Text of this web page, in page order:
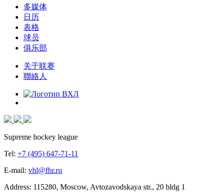
多媒体
日历
表格
球员
俱乐部
关于联赛
聯絡人
Supreme hockey league
Tel: +7 (495) 647-71-11
E-mail: vhl@fhr.ru
Address: 115280, Moscow, Avtozavodskaya str., 20 bldg 1